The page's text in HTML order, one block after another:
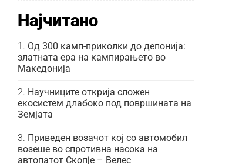
Најчитано
Од 300 камп-приколки до депонија:
златната ера на кампирањето во
Македонија
Научниците открија сложен
екосистем длабоко под површината на
Земјата
Приведен возачот кој со автомобил
возеше во спротивна насока на
автопатот Скопје – Велес